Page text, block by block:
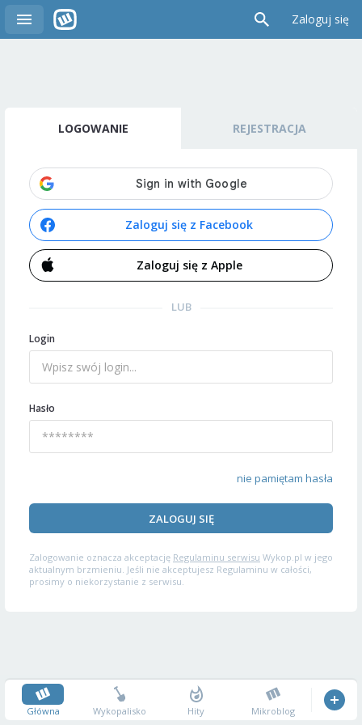
Zaloguj się
LOGOWANIE REJESTRACJA
Zaloguj się z Facebook
Zaloguj się z Apple
LUB
Login
Hasło
nie pamiętam hasła
ZALOGUJ SIĘ
Zalogowanie oznacza akceptację Regulaminu serwisu Wykop.pl w jego
aktualnym brzmieniu. Jeśli nie akceptujesz Regulaminu w całości,
prosimy o niekorzystanie z serwisu.
Główna Wykopalisko Hity Mikroblog